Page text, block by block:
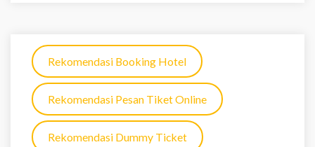
Rekomendasi Booking Hotel
Rekomendasi Pesan Tiket Online
Rekomendasi Dummy Ticket